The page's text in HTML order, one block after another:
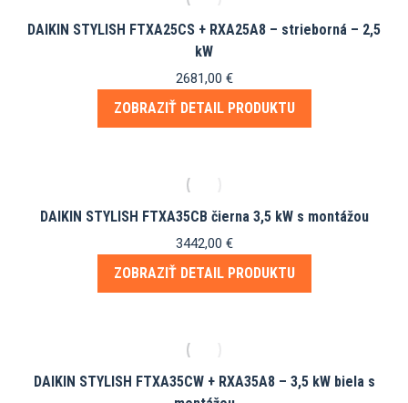
DAIKIN STYLISH FTXA25CS + RXA25A8 – strieborná – 2,5
kW
2681,00 €
ZOBRAZIŤ DETAIL PRODUKTU
DAIKIN STYLISH FTXA35CB čierna 3,5 kW s montážou
3442,00 €
ZOBRAZIŤ DETAIL PRODUKTU
DAIKIN STYLISH FTXA35CW + RXA35A8 – 3,5 kW biela s